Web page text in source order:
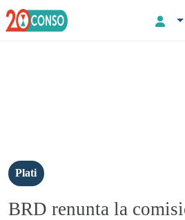
Plati
BRD renunta la